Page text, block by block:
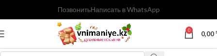
ПозвонитьНаписать в WhatsApp
0 0,00